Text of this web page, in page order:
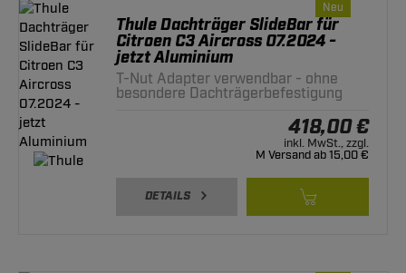
Neu
Thule Dachträger SlideBar für
Citroen C3 Aircross 07.2024 -
jetzt Aluminium
T-Nut Adapter verwendbar - ohne
besondere Dachträgerbefestigung
418,00 €
inkl. MwSt., zzgl.
M Versand ab 15,00 €
DETAILS